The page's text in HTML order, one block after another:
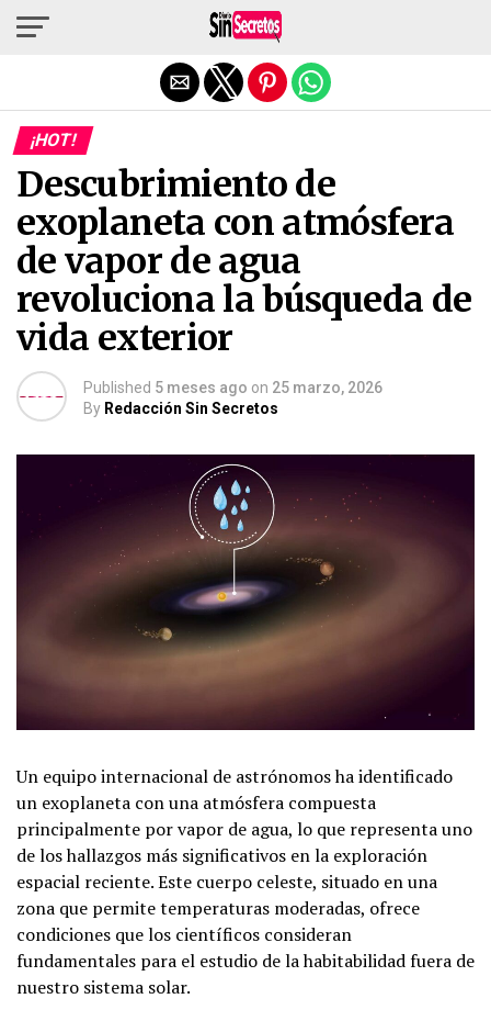
¡HOT!
Descubrimiento de
exoplaneta con atmósfera
de vapor de agua
revoluciona la búsqueda de
vida exterior
Published 5 meses ago on 25 marzo, 2026
By Redacción Sin Secretos
Un equipo internacional de astrónomos ha identificado
un exoplaneta con una atmósfera compuesta
principalmente por vapor de agua, lo que representa uno
de los hallazgos más significativos en la exploración
espacial reciente. Este cuerpo celeste, situado en una
zona que permite temperaturas moderadas, ofrece
condiciones que los científicos consideran
fundamentales para el estudio de la habitabilidad fuera de
nuestro sistema solar.
Salir de la versión móvil